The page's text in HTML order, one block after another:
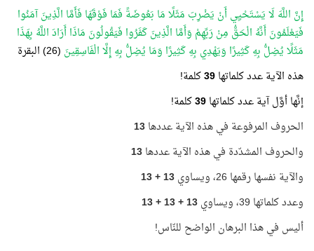
إِنَّ اللَّهَ لَا يَسْتَحْيِي أَنْ يَضْرِبَ مَثَلًا مَا بَعُوضَةً فَمَا فَوْقَهَا فَأَمَّا الَّذِينَ آمَنُوا
فَيَعْلَمُونَ أَنَّهُ الْحَقُّ مِنْ رَبِّهِمْ وَأَمَّا الَّذِينَ كَفَرُوا فَيَقُولُونَ مَاذَا أَرَادَ اللَّهُ بِهَذَا
مَثَلًا يُضِلُّ بِهِ كَثِيرًا وَيَهْدِي بِهِ كَثِيرًا وَمَا يُضِلُّ بِهِ إِلَّا الْفَاسِقِينَ (26) البقرة
هذه الآية عدد كلماتها39كلمة!
إنَّها أوَّل آية عدد كلماتها39كلمة!
الحروف المرفوعة في هذه الآية عددها13
والحروف المشدّدة في هذه الآية عددها13
والآية نفسها رقمها 26، ويساوي
13 + 13
وعدد كلماتها 39، ويساوي
13 + 13 + 13
أليس في هذا البرهان الواضح للنّاس!